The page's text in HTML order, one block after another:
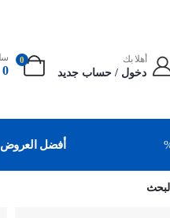
أهلا بك
دخول / حساب جديد
0
0
أفضل العروض
البحث